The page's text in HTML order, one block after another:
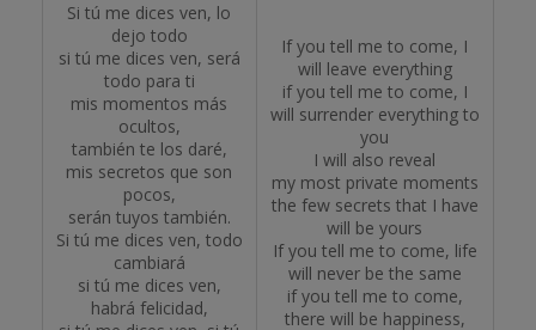
Si tú me dices ven, lo
dejo todo
si tú me dices ven, será
todo para ti
mis momentos más
ocultos,
también te los daré,
mis secretos que son
pocos,
serán tuyos también.
Si tú me dices ven, todo
cambiará
si tú me dices ven,
habrá felicidad,
If you tell me to come, I
will leave everything
if you tell me to come, I
will surrender everything to
you
I will also reveal
my most private moments
the few secrets that I have
will be yours
If you tell me to come, life
will never be the same
if you tell me to come,
there will be happiness,